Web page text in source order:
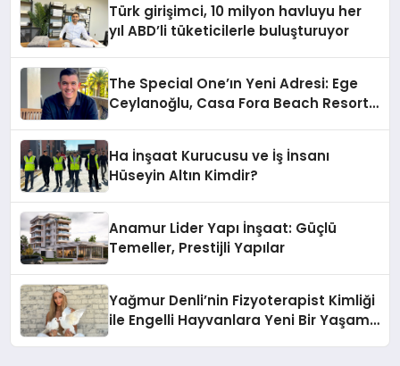
Türk girişimci, 10 milyon havluyu her
yıl ABD’li tüketicilerle buluşturuyor
The Special One’ın Yeni Adresi: Ege
Ceylanoğlu, Casa Fora Beach Resort
Ha İnşaat Kurucusu ve İş İnsanı
Hüseyin Altın Kimdir?
Anamur Lider Yapı İnşaat: Güçlü
Temeller, Prestijli Yapılar
Yağmur Denli’nin Fizyoterapist Kimliği
ile Engelli Hayvanlara Yeni Bir Yaşam